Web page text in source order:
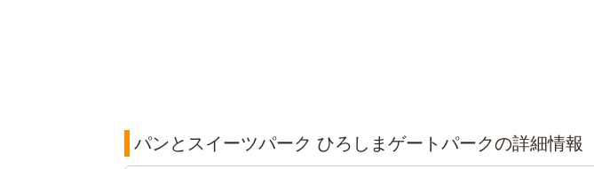
パンとスイーツパーク ひろしまゲートパークの詳細情報